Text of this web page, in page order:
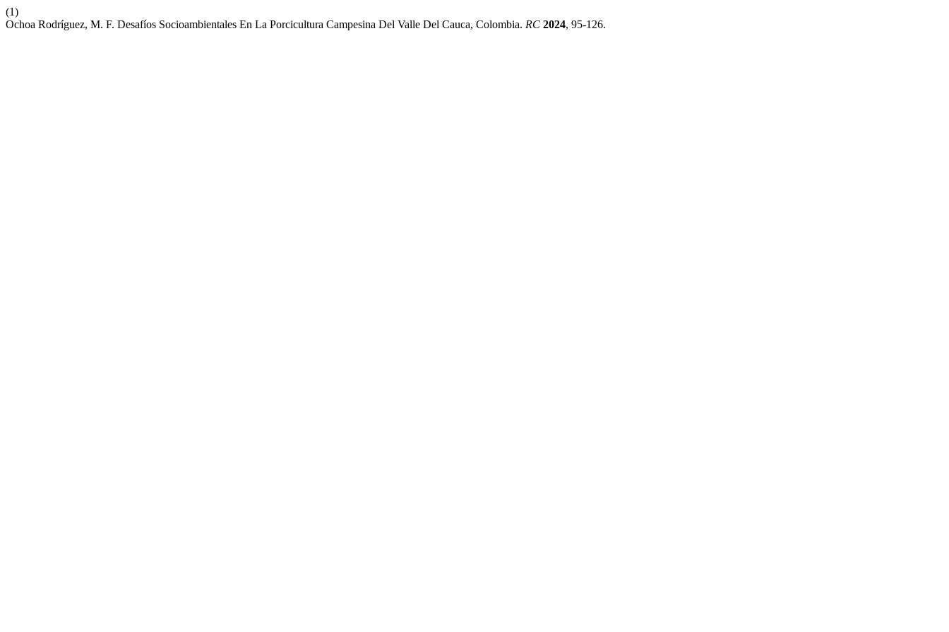
(1)
Ochoa Rodríguez, M. F. Desafíos Socioambientales En La Porcicultura Campesina Del Valle Del Cauca, Colombia. RC 2024, 95-126.